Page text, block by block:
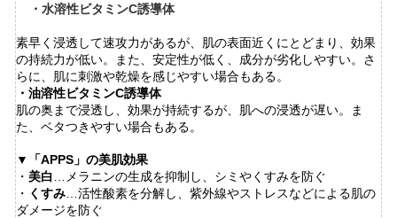
・水溶性ビタミンC誘導体
素早く浸透して速攻力があるが、肌の表面近くにとどまり、効果
の持続力が低い。また、安定性が低く、成分が劣化しやすい。さ
らに、肌に刺激や乾燥を感じやすい場合もある。
・油溶性ビタミンC誘導体
肌の奥まで浸透し、効果が持続するが、肌への浸透が遅い。ま
た、ベタつきやすい場合もある。
▼「APPS」の美肌効果
・ 美白
…メラニンの生成を抑制し、シミやくすみを防ぐ
・ くすみ…活性酸素を分解し、紫外線やストレスなどによる肌の
ダメージを防ぐ